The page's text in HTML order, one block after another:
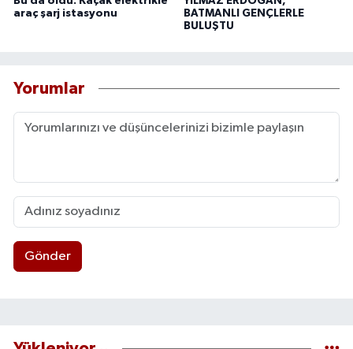
araç şarj istasyonu
BATMANLI GENÇLERLE
BULUŞTU
Yorumlar
Gönder